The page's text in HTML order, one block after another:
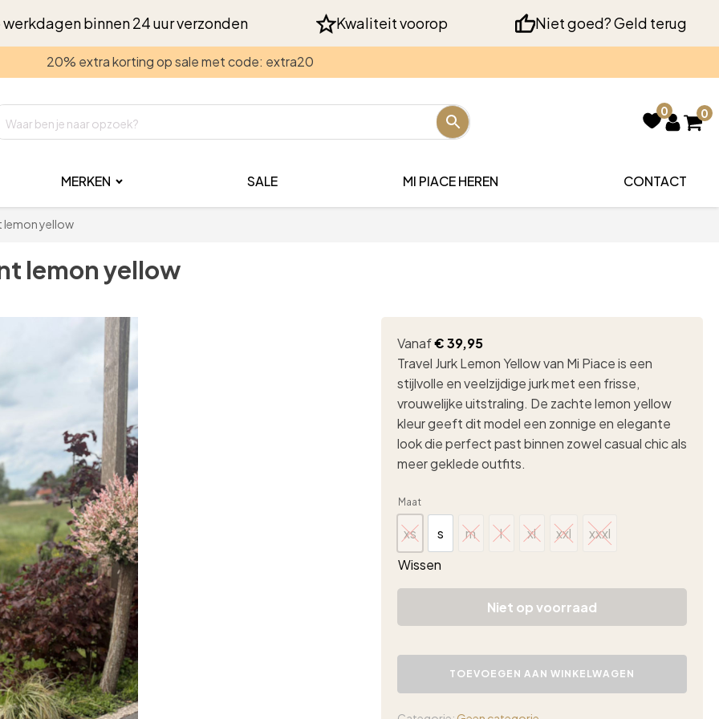
werkdagen binnen 24 uur verzonden Kwaliteit voorop Niet goed? Geld terug
20% extra korting op sale met code: extra20
0 0
MERKEN SALE MI PIACE HEREN CONTACT
lemon yellow
lemon yellow
Vanaf€39,95
Travel Jurk Lemon Yellow van Mi Piace is een
stijlvolle en veelzijdige jurk met een frisse,
vrouwelijke uitstraling. De zachte lemon yellow
kleur geeft dit model een zonnige en elegante
look die perfect past binnen zowel casual chic als
meer geklede outfits.
Maat
xs
xs
s
s
m
m
l
l
xl
xl
xxl
xxl
xxxl
xxxl
Wissen
Niet op voorraad
Mi
paisley
TOEVOEGEN AAN WINKELWAGEN